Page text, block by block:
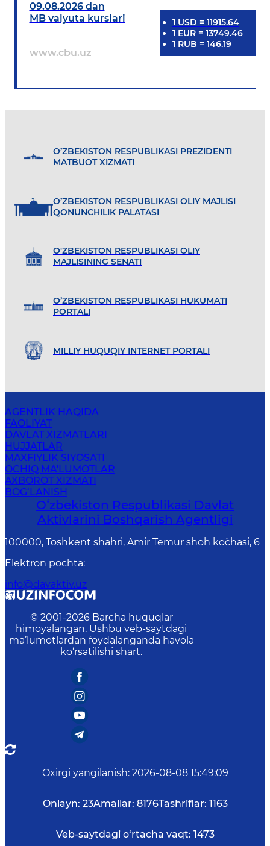
09.08.2026 dan
MB valyuta kurslari
www.cbu.uz
1 USD = 11915.64
1 EUR= 13749.46
1 RUB = 146.19
O’ZBEKISTON RESPUBLIKASI PREZIDENTI
MATBUOT XIZMATI
O’ZBEKISTON RESPUBLIKASI OLIY MAJLISI
QONUNCHILIK PALATASI
O'ZBEKISTON RESPUBLIKASI OLIY
MAJLISINING SENATI
O’ZBEKISTON RESPUBLIKASI HUKUMATI
PORTALI
MILLIY HUQUQIY INTERNET PORTALI
AGENTLIK HAQIDA
FAOLIYAT
DAVLAT XIZMATLARI
HUJJATLAR
MAXFIYLIK SIYOSATI
OCHIQ MA'LUMOTLAR
AXBOROT XIZMATI
BOG‘LANISH
Oʻzbekiston Respublikasi Davlat
Aktivlarini Boshqarish Agentligi
100000, Toshkent shahri, Amir Temur shoh ko`chasi, 6
Elektron pochta:
info@davaktiv.uz
© 2001-2026 Barcha huquqlar
himoyalangan. Ushbu veb-saytdagi
ma’lumotlardan foydalanganda havola
ko‘rsatilishi shart.
Oxirgi yangilanish: 2026-08-08 15:49:09
Onlayn: 23Amallar: 8176Tashriflar: 1163
Veb-saytdagi o‘rtacha vaqt: 1473